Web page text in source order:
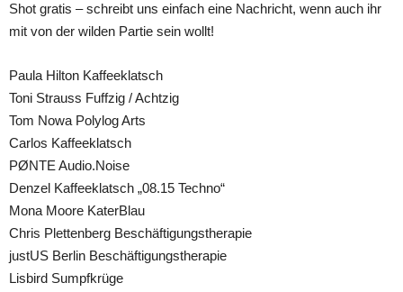
Shot gratis – schreibt uns einfach eine Nachricht, wenn auch ihr
mit von der wilden Partie sein wollt!
Paula Hilton Kaffeeklatsch
Toni Strauss Fuffzig / Achtzig
Tom Nowa Polylog Arts
Carlos Kaffeeklatsch
PØNTE Audio.Noise
Denzel Kaffeeklatsch „08.15 Techno“
Mona Moore KaterBlau
Chris Plettenberg Beschäftigungstherapie
justUS Berlin Beschäftigungstherapie
Lisbird Sumpfkrüge